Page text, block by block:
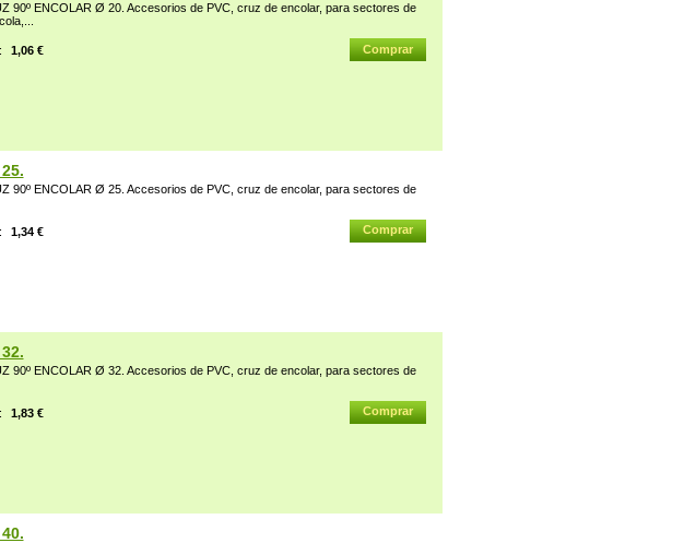
90º ENCOLAR Ø 20. Accesorios de PVC, cruz de encolar, para sectores de
1,06 €
90º ENCOLAR Ø 25. Accesorios de PVC, cruz de encolar, para sectores de
1,34 €
90º ENCOLAR Ø 32. Accesorios de PVC, cruz de encolar, para sectores de
1,83 €